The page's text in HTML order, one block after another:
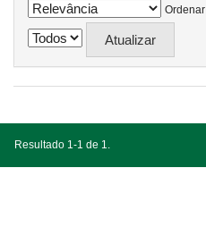
Ordenar
Resultado 1-1 de 1.